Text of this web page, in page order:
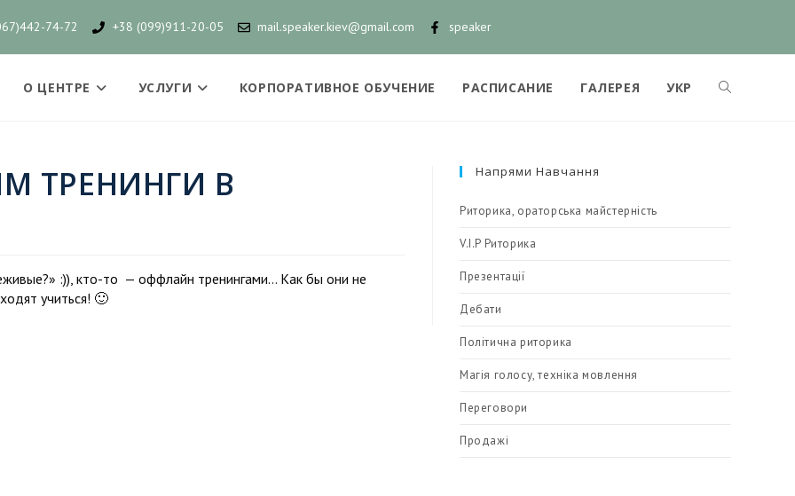
74-72 +38 (099)911-20-05 mail.speaker.kiev@gmail.com speaker
О ЦЕНТРЕ УСЛУГИ КОРПОРАТИВНОЕ ОБУЧЕНИЕ РАСПИСАНИЕ ГАЛЕРЕЯ УКР
ТРЕНИНГИ В
:)), кто-то — оффлайн тренингами… Как бы они не
учиться! 🙂
Напрями Навчання
Риторика, ораторська майстерність
V.I.P Риторика
Презентації
Дебати
Політична риторика
Магія голосу, техніка мовлення
Переговори
Продажі